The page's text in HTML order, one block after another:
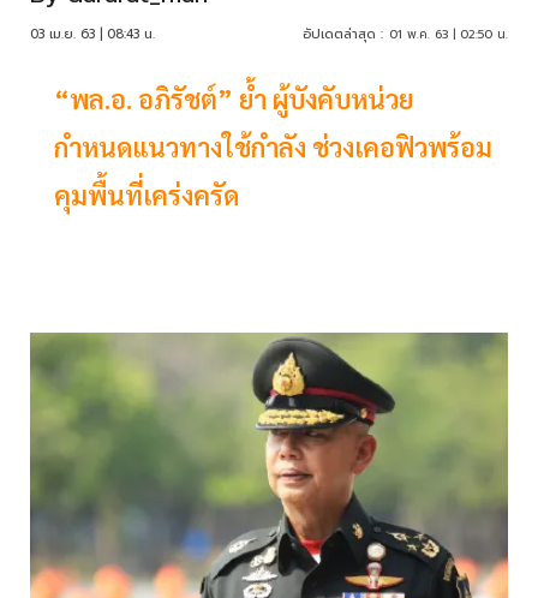
03 เม.ย. 63 | 08:43 น. อัปเดตล่าสุด : 01 พ.ค. 63 | 02:50 น.
“พล.อ. อภิรัชต์” ย้ำ ผู้บังคับหน่วย
กำหนดแนวทางใช้กำลัง ช่วงเคอฟิวพร้อม
คุมพื้นที่เคร่งครัด